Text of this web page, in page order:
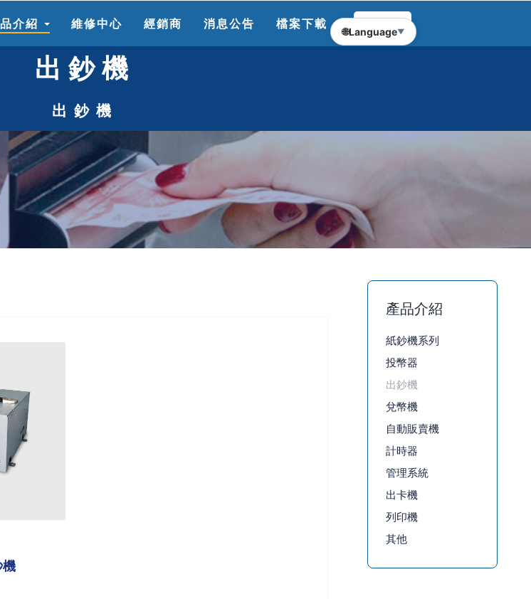
🌐Language▼
介紹 維修中心 經銷商 消息公告 檔案下載
出鈔機
出鈔機
機
產品介紹
紙鈔機系列
投幣器
出鈔機
兌幣機
自動販賣機
計時器
管理系統
出卡機
列印機
其他